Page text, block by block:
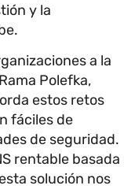
y la
a la
Polefka,
estos retos
fáciles de
de seguridad.
rentable basada
solución nos